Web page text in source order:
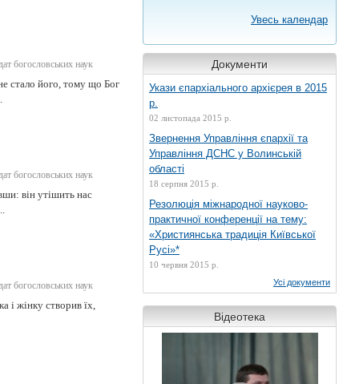
богословських наук
стало його, тому що Бог
богословських наук
він утішить нас
богословських наук
і жінку створив їх,
Увесь календар
Документи
Укази єпархіального архієрея в 2015
р.
02 листопада 2015 р.
Звернення Управління єпархії та
Управління ДСНС у Волинській
області
18 серпня 2015 р.
Резолюція міжнародної науково-
практичної конференції на тему:
«Християнська традиція Київської
Русі»*
10 червня 2015 р.
Усі документи
Відеотека